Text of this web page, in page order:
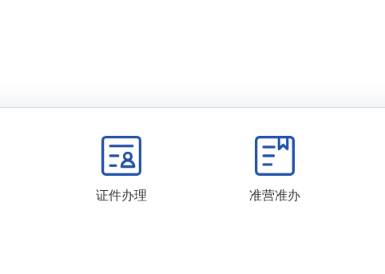
证件办理 准营准办